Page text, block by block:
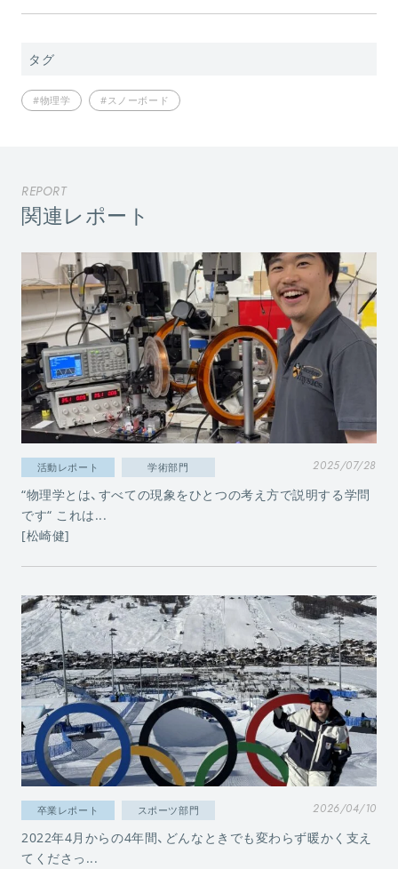
タグ
#物理学 #スノーボード
REPORT
関連レポート
活動レポート 学術部門 2025/07/28
“物理学とは、すべての現象をひとつの考え方で説明する学問
です“ これは...
[松崎健]
卒業レポート スポーツ部門 2026/04/10
2022年4月からの4年間、どんなときでも変わらず暖かく支え
てくださっ...